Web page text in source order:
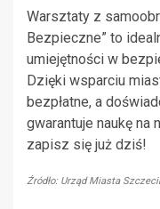
Warsztaty z
Bezpieczne” to
umiejętności w
Dzięki wsparciu
bezpłatne, a
gwarantuje naukę
zapisz się już dziś!
Źródło: Urząd Miasta